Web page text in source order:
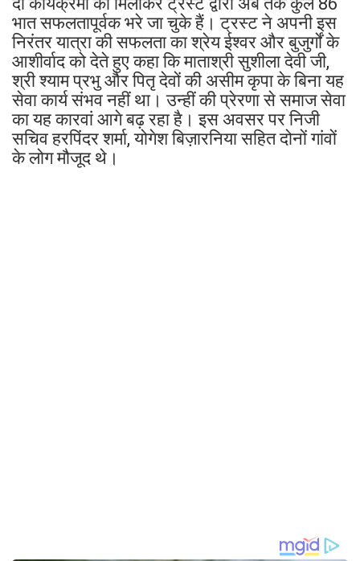
भात सफलतापूर्वक भरे जा चुके हैं। ट्रस्ट ने अपनी इस
निरंतर यात्रा की सफलता का श्रेय ईश्वर और बुजुर्गों के
आशीर्वाद को देते हुए कहा कि माताश्री सुशीला देवी जी,
श्री श्याम प्रभु और पितृ देवों की असीम कृपा के बिना यह
सेवा कार्य संभव नहीं था। उन्हीं की प्रेरणा से समाज सेवा
का यह कारवां आगे बढ़ रहा है। इस अवसर पर निजी
सचिव हरपिंदर शर्मा, योगेश बिज़ारनिया सहित दोनों गांवों
के लोग मौजूद थे।